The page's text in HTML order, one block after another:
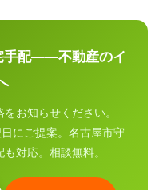
手配——不動産のイ
お知らせください。
にご提案。名古屋市守
対応。相談無料。